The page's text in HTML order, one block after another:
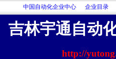
中国自动化企业中心 企业目录
吉林宇通自动
http://